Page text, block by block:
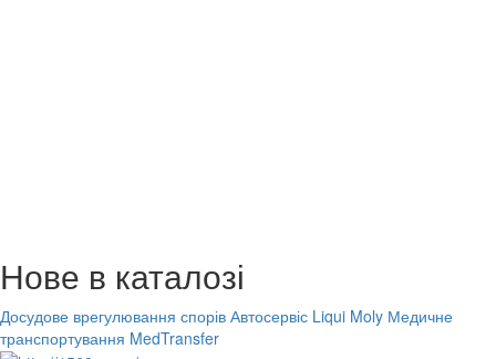
Нове в каталозі
Досудове врегулювання спорів Автосервіс Liqui Moly Медичне
транспортування MedTransfer